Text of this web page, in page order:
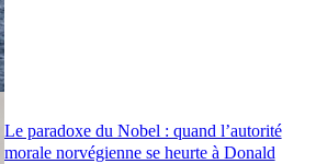
Le paradoxe du Nobel : quand l’autorité
morale norvégienne se heurte à Donald